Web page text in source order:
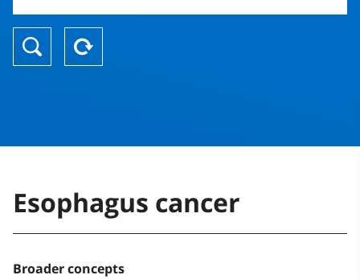
Esophagus cancer
Broader concepts